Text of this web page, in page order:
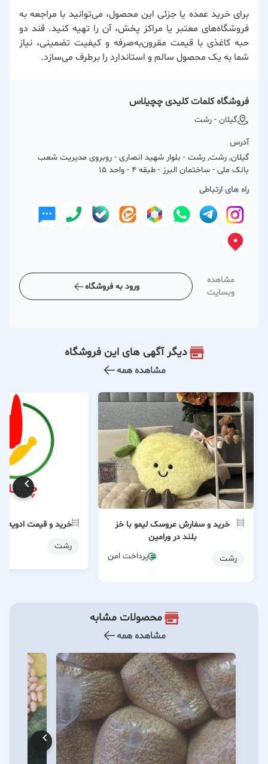
برای خرید عمده یا جزئی این محصول، می‌توانید با مراجعه به
فروشگاه‌های معتبر یا مراکز پخش، آن را تهیه کنید. قند دو
حبه کاغذی با قیمت مقرون‌به‌صرفه و کیفیت تضمینی، نیاز
شما به یک محصول سالم و استاندارد را برطرف می‌سازد.
فروشگاه کلمات کلیدی چچیلاس
گیلان - رشت
آدرس
گیلان, رشت, رشت - بلوار شهید انصاری - روبروی مدیریت شعب
بانک ملی - ساختمان البرز - طبقه 4 - واحد 15
راه های ارتباطی
مشاهده
وبسایت
ورود به فروشگاه
دیگر آگهی های این فروشگاه
مشاهده همه
خرید و سفارش عروسک لیمو با خز
بلند در ورامین
رشت
پرداخت امن
خرید و قیمت ادویه
رشت
محصولات مشابه
مشاهده همه